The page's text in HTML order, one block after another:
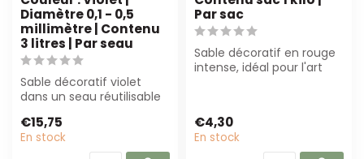
Diamètre 0,1 - 0,5
millimètre | Contenu
3 litres | Par seau
Sable décoratif violet
dans un seau réutilisable
fleurist...
€15,75
En stock
Par sac
Sable décoratif en rouge
intense, idéal pour l'art
€4,30
En stock